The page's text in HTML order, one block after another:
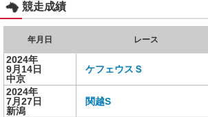
競走成績
年月日 レース
2024年
9月14日
中京
ケフェウスＳ
2024年
7月27日
新潟
関越S